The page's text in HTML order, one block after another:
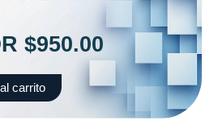
$950.00
carrito